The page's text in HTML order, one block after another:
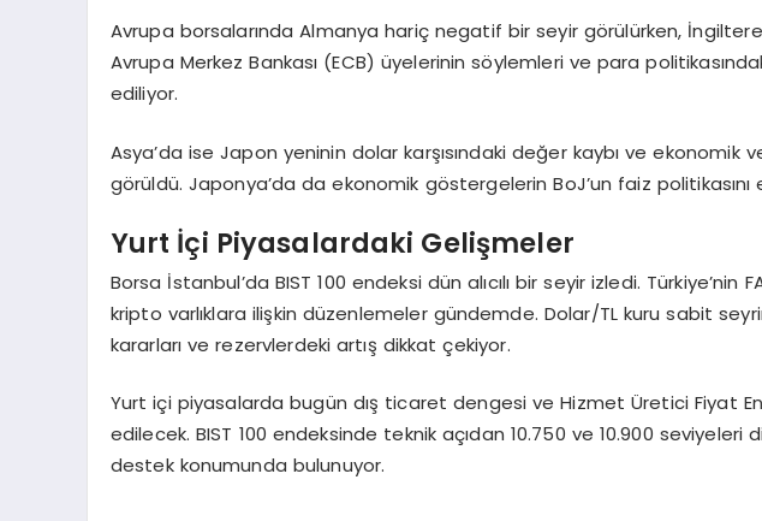
Avrupa borsalarında Almanya hariç negatif bir seyir görülürken,
Avrupa Merkez Bankası (ECB) üyelerinin söylemleri ve para
ediliyor.
Asya’da ise Japon yeninin dolar karşısındaki değer kaybı ve ekonomik
görüldü. Japonya’da da ekonomik göstergelerin BoJ’un faiz
Yurt İçi Piyasalardaki Gelişmeler
Borsa İstanbul’da BIST 100 endeksi dün alıcılı bir seyir izledi. Türkiye’nin
kripto varlıklara ilişkin düzenlemeler gündemde. Dolar/TL kuru sabit
kararları ve rezervlerdeki artış dikkat çekiyor.
Yurt içi piyasalarda bugün dış ticaret dengesi ve Hizmet Üretici Fiyat
edilecek. BIST 100 endeksinde teknik açıdan 10.750 ve 10.900 seviyeleri
destek konumunda bulunuyor.